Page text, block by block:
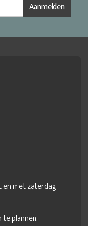
Aanmelden
en met zaterdag
te plannen.